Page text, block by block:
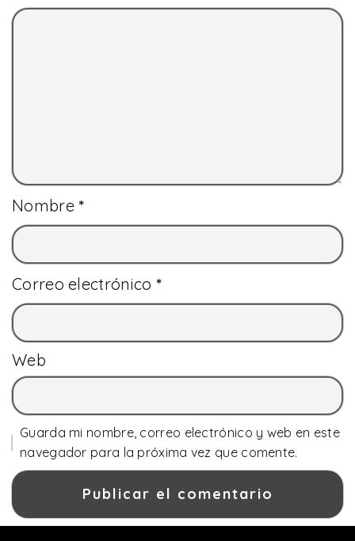
Nombre*
Correo electrónico *
Web
Guarda mi nombre, correo electrónico y web en este
navegador para la próxima vez que comente.